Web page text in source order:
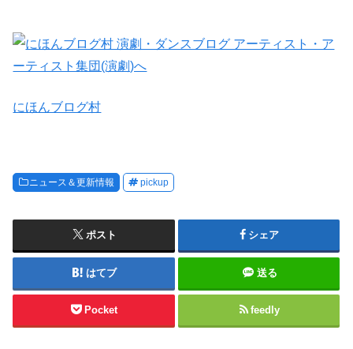
にほんブログ村
ニュース＆更新情報 pickup
ポスト シェア
はてブ 送る
Pocket feedly